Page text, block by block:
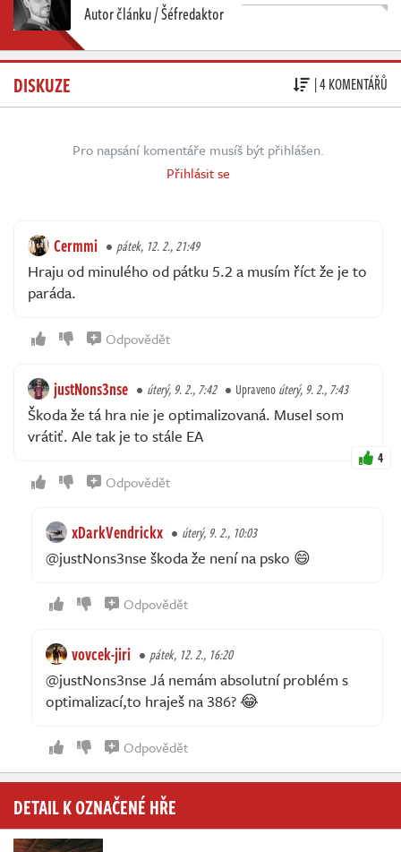
Autor článku / Šéfredaktor
DISKUZE | 4 KOMENTÁŘŮ
Pro napsání komentáře musíš být přihlášen.
Přihlásit se
Cermmi pátek, 12. 2., 21:49
Hraju od minulého od pátku 5.2 a musím říct že je to
paráda.
Odpovědět
justNons3nse úterý, 9. 2., 7:42 Upravenoúterý, 9. 2., 7:43
Škoda že tá hra nie je optimalizovaná. Musel som
vrátiť. Ale tak je to stále EA
4
Odpovědět
xDarkVendrickx úterý, 9. 2., 10:03
@justNons3nse škoda že není na psko 😄
Odpovědět
vovcek-jiri pátek, 12. 2., 16:20
@justNons3nse Já nemám absolutní problém s
optimalizací,to hraješ na 386? 😂
Odpovědět
DETAIL K OZNAČENÉ HŘE